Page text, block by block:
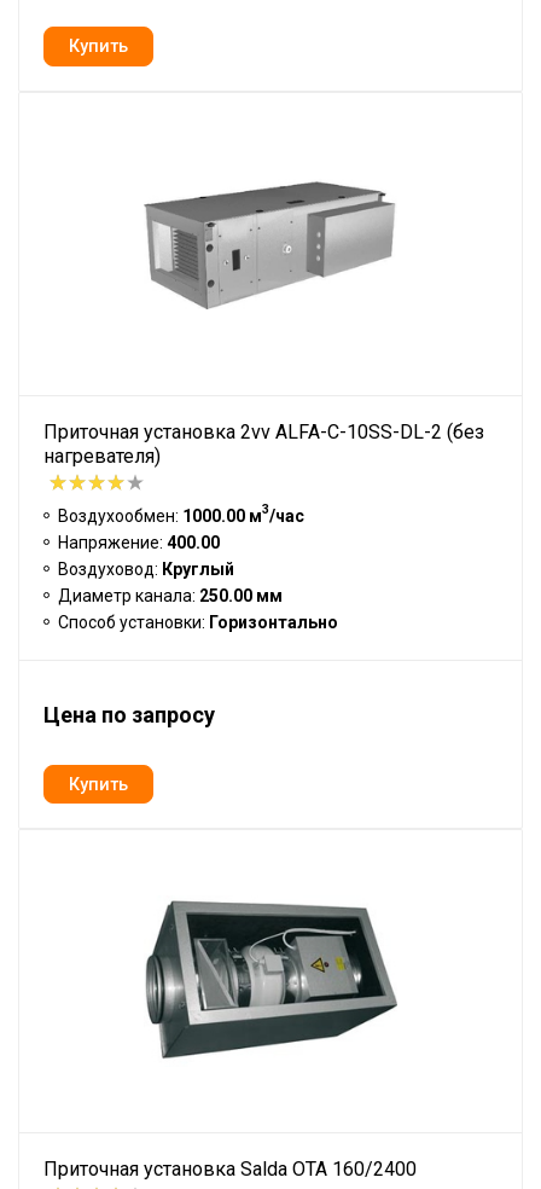
Приточная установка 2vv ALFA-C-10SS-DL-2 (без
нагревателя)
Воздухообмен: 1000.00 м3/час
Напряжение: 400.00
Воздуховод: Круглый
Диаметр канала: 250.00 мм
Способ установки: Горизонтально
Цена по запросу
Приточная установка Salda OTA 160/2400